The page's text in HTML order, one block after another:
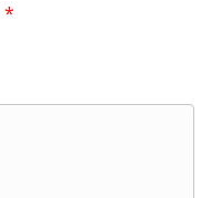
*